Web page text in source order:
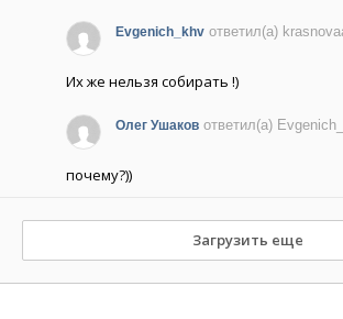
Evgenich_khv ответил(а)
Их же нельзя собирать !)
Олег Ушаков ответил(а)
почему?))
Загрузить еще